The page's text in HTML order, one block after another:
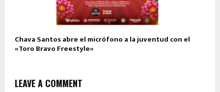
Chava Santos abre el micrófono a la juventud con el
«Toro Bravo Freestyle»
LEAVE A COMMENT